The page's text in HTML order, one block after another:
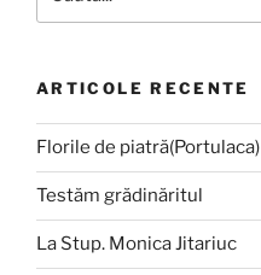
ARTICOLE RECENTE
Florile de piatră(Portulaca)
Testăm grădinăritul
La Stup. Monica Jitariuc